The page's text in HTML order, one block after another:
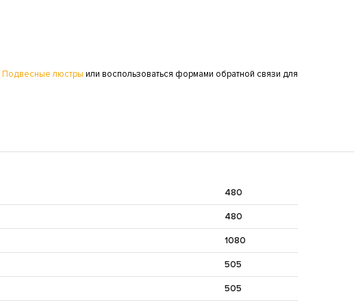
Подвесные люстры или воспользоваться формами обратной связи для
480
480
1080
505
505